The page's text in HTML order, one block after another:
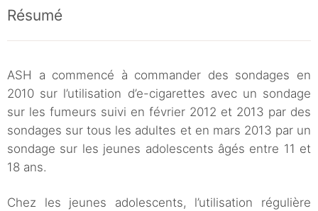
Résumé
ASH a commencé à commander des sondages en
2010 sur l’utilisation d’e-cigarettes avec un sondage
sur les fumeurs suivi en février 2012 et 2013 par des
sondages sur tous les adultes et en mars 2013 par un
sondage sur les jeunes adolescents âgés entre 11 et
18 ans.
Chez les jeunes adolescents, l’utilisation régulière